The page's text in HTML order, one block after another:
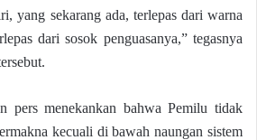
yang sekarang ada, terlepas dari warna
dari sosok penguasanya,” tegasnya
pers menekankan bahwa Pemilu tidak
kecuali di bawah naungan sistem